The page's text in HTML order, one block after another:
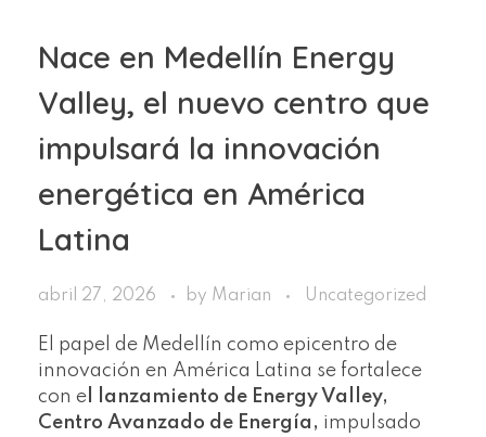
⁠Nace en Medellín Energy
Valley, el nuevo centro que
impulsará la innovación
energética en América
Latina
abril 27, 2026 by Marian Uncategorized
El papel de Medellín como epicentro de
innovación en América Latina se fortalece
con e l lanzamiento de Energy Valley,
Centro Avanzado de Energía, impulsado